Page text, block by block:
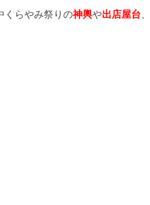
くらやみ祭りの神輿や出店屋台